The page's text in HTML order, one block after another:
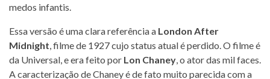
medos infantis.
Essa versão é uma clara referência a London After
Midnight, filme de 1927 cujo status atual é perdido. O filme é
da Universal, e era feito por Lon Chaney, o ator das mil faces.
A caracterização de Chaney é de fato muito parecida com a